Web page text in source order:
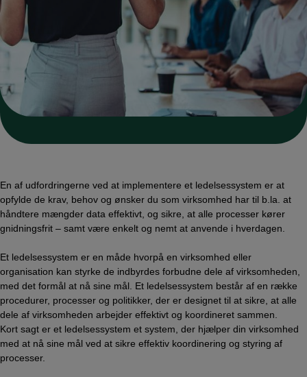
En af udfordringerne ved at implementere et ledelsessystem er at
opfylde de krav, behov og ønsker du som virksomhed har til b.la. at
håndtere mængder data effektivt, og sikre, at alle processer kører
gnidningsfrit – samt være enkelt og nemt at anvende i hverdagen.
Et ledelsessystem er en måde hvorpå en virksomhed eller
organisation kan styrke de indbyrdes forbudne dele af virksomheden,
med det formål at nå sine mål. Et ledelsessystem består af en række
procedurer, processer og politikker, der er designet til at sikre, at alle
dele af virksomheden arbejder effektivt og koordineret sammen.
Kort sagt er et ledelsessystem et system, der hjælper din virksomhed
med at nå sine mål ved at sikre effektiv koordinering og styring af
processer.